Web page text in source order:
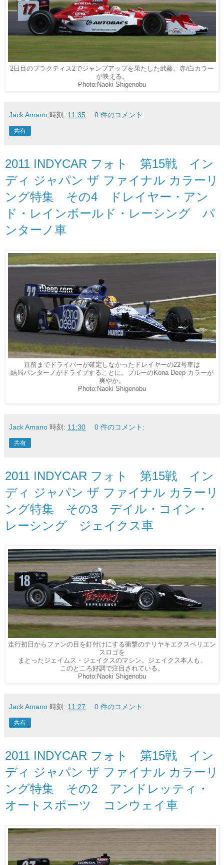
2日目のプラクティス2でジャンプアップを果たした武藤。赤/白カラー
が映える。
Photo:Naoki Shigenobu
Jack Amano 時刻: 11:35 0 件のコメント:
共有
2011 INDYCAR フォト 第15戦 イン
ディ ジャパン ザ ファイナル カラーリ
ング特集 その4 ドレイヤー・アン
ド・レインボールド・レーシング パ
ンターノ車
直前までドライバーが確定しなかったドレイヤーの22号車は
結局パンターノがドライブすることに。ブルーのKona Deep カラーが
爽やか。
Photo:Naoki Shigenobu
Jack Amano 時刻: 11:30 0 件のコメント:
共有
2011 INDYCAR フォト 第15戦 イン
ディ ジャパン ザ ファイナル カラーリ
ング特集 その3 デイル・コイン・
レーシング ジェイクス車
走行初日からファンの目を釘付けにする衝撃のテリヤキエクスペリエン
スロゴを
まとったジェイムス・ジェイクスのマシン。ジェイクス本人も、
このところ好調で注目されている。
Photo:Naoki Shigenobu
Jack Amano 時刻: 11:27 0 件のコメント:
共有
2011 INDYCAR フォト 第15戦 イン
ディ ジャパン ザ ファイナル カラーリ
ング特集 その2 アンドレッティ・
オートスポーツ コンウェイ車